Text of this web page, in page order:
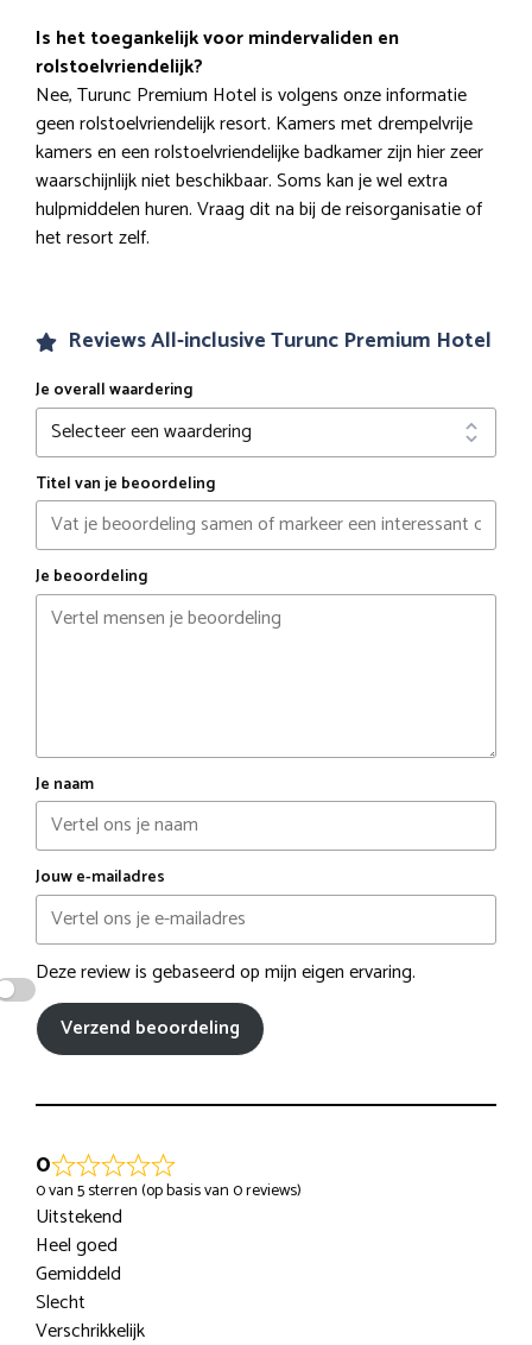
Is het toegankelijk voor mindervaliden en
rolstoelvriendelijk?
Nee, Turunc Premium Hotel is volgens onze informatie
geen rolstoelvriendelijk resort. Kamers met drempelvrije
kamers en een rolstoelvriendelijke badkamer zijn hier zeer
waarschijnlijk niet beschikbaar. Soms kan je wel extra
hulpmiddelen huren. Vraag dit na bij de reisorganisatie of
het resort zelf.
Reviews All-inclusive Turunc Premium Hotel
Je overall waardering
Titel van je beoordeling
Je beoordeling
Je naam
Jouw e-mailadres
Deze review is gebaseerd op mijn eigen ervaring.
Verzend beoordeling
0
0 van 5 sterren (op basis van 0 reviews)
Uitstekend
Heel goed
Gemiddeld
Slecht
Verschrikkelijk